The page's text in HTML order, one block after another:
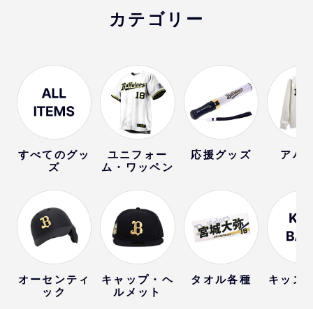
カテゴリー
すべてのグッ
ズ
オーセンティ
ック
ユニフォー
ム・ワッペン
キャップ・ヘ
ルメット
応援グッズ
タオル各種
アパ
キッズ